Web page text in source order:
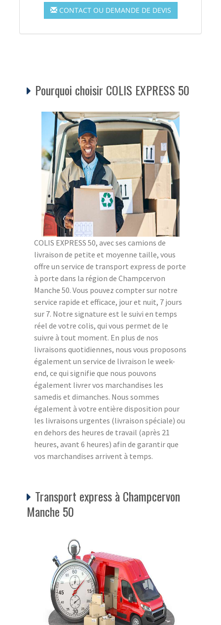
CONTACT OU DEMANDE DE DEVIS
Pourquoi choisir COLIS EXPRESS 50
COLIS EXPRESS 50, avec ses camions de
livraison de petite et moyenne taille, vous
offre un service de transport express de porte
à porte dans la région de Champcervon
Manche 50. Vous pouvez compter sur notre
service rapide et efficace, jour et nuit, 7 jours
sur 7. Notre signature est le suivi en temps
réel de votre colis, qui vous permet de le
suivre à tout moment. En plus de nos
livraisons quotidiennes, nous vous proposons
également un service de livraison le week-
end, ce qui signifie que nous pouvons
également livrer vos marchandises les
samedis et dimanches. Nous sommes
également à votre entière disposition pour
les livraisons urgentes (livraison spéciale) ou
en dehors des heures de travail (après 21
heures, avant 6 heures) afin de garantir que
vos marchandises arrivent à temps.
Transport express à Champcervon
Manche 50